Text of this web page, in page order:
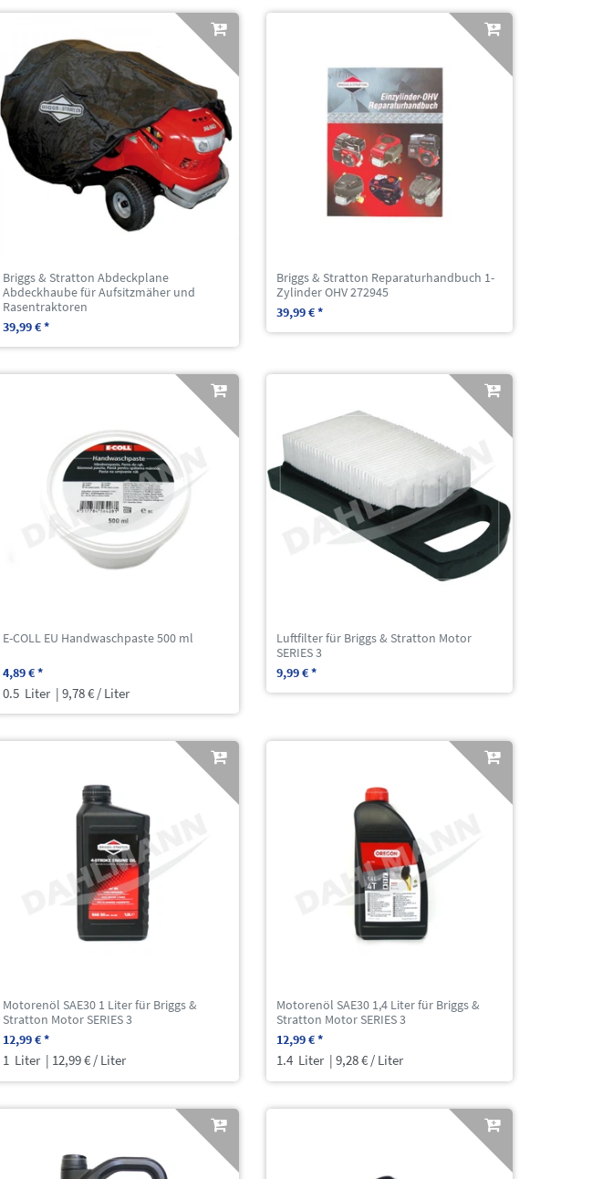
Briggs & Stratton Abdeckplane
Abdeckhaube für Aufsitzmäher und
Rasentraktoren
39,99 € *
Briggs & Stratton Reparaturhandbuch 1-
Zylinder OHV 272945
39,99 € *
E-COLL EU Handwaschpaste 500 ml
4,89 € *
0.5 Liter | 9,78 € / Liter
Luftfilter für Briggs & Stratton Motor
SERIES 3
9,99 € *
Motorenöl SAE30 1 Liter für Briggs &
Stratton Motor SERIES 3
12,99 € *
1 Liter | 12,99 € / Liter
Motorenöl SAE30 1,4 Liter für Briggs &
Stratton Motor SERIES 3
12,99 € *
1.4 Liter | 9,28 € / Liter